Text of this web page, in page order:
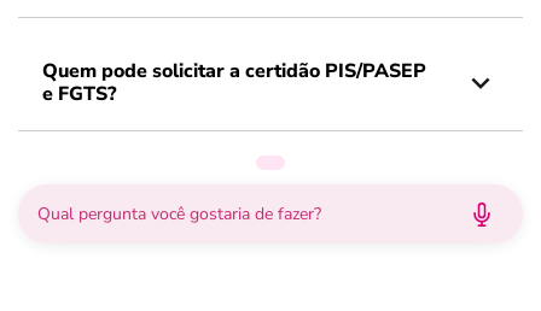
Quem pode solicitar a certidão PIS/PASEP
e FGTS?